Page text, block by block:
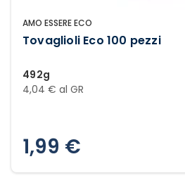
AMO ESSERE ECO
Tovaglioli Eco 100 pezzi
492g
4,04 € al GR
1,99 €